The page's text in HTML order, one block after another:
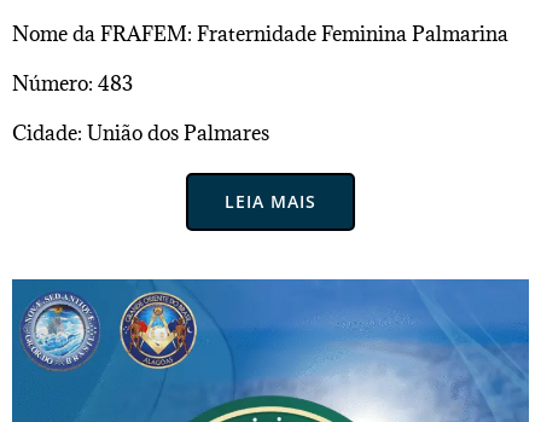
Nome da FRAFEM: Fraternidade Feminina Palmarina
Número: 483
Cidade: União dos Palmares
LEIA MAIS